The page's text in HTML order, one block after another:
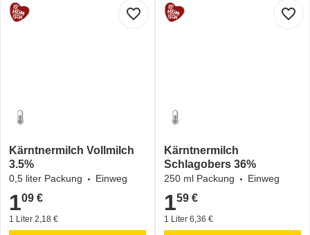
favorite_border
Kärntnermilch Vollmilch
3.5%
0,5 liter Packung Einweg
1,09 €
109 €
1 Liter 2,18 €
favorite_border
Kärntnermilch
Schlagobers 36%
250 ml Packung Einweg
1,59 €
159 €
1 Liter 6,36 €